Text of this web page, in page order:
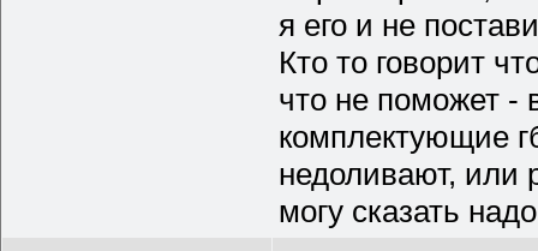
я его и не
Кто то говорит
что не поможет -
комплектующие
недоливают, или
могу сказать